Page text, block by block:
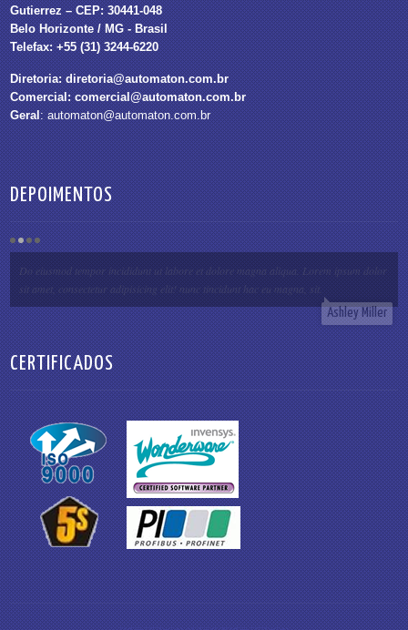
Gutierrez – CEP: 30441-048
Belo Horizonte / MG - Brasil
Telefax: +55 (31) 3244-6220
Diretoria:diretoria@automaton.com.br
Comercial:comercial@automaton.com.br
Geral:automaton@automaton.com.br
DEPOIMENTOS
Do eiusmod tempor incididunt ut labore et dolore magna aliqua. Lorem ipsum dolor
sit amet, consectetur adipisicing elit! nunc tincidunt hac eu magna, sit.
Ashley Miller
CERTIFICADOS